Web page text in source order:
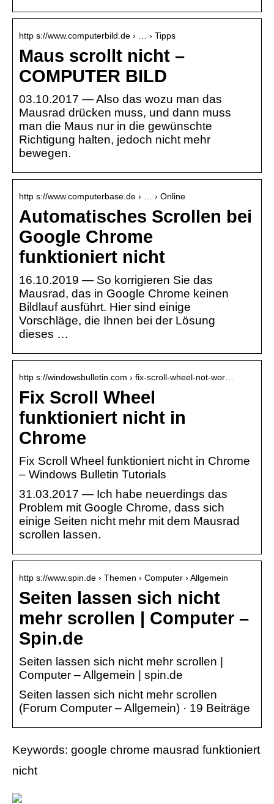
http s://www.computerbild.de › … › Tipps
Maus scrollt nicht –
COMPUTER BILD
03.10.2017 — Also das wozu man das
Mausrad drücken muss, und dann muss
man die Maus nur in die gewünschte
Richtigung halten, jedoch nicht mehr
bewegen.
http s://www.computerbase.de › … › Online
Automatisches Scrollen bei
Google Chrome
funktioniert nicht
16.10.2019 — So korrigieren Sie das
Mausrad, das in Google Chrome keinen
Bildlauf ausführt. Hier sind einige
Vorschläge, die Ihnen bei der Lösung
dieses …
http s://windowsbulletin.com › fix-scroll-wheel-not-wor…
Fix Scroll Wheel
funktioniert nicht in
Chrome
Fix Scroll Wheel funktioniert nicht in Chrome
– Windows Bulletin Tutorials
31.03.2017 — Ich habe neuerdings das
Problem mit Google Chrome, dass sich
einige Seiten nicht mehr mit dem Mausrad
scrollen lassen.
http s://www.spin.de › Themen › Computer › Allgemein
Seiten lassen sich nicht
mehr scrollen | Computer –
Spin.de
Seiten lassen sich nicht mehr scrollen |
Computer – Allgemein | spin.de
Seiten lassen sich nicht mehr scrollen
(Forum Computer – Allgemein) · 19 Beiträge
Keywords: google chrome mausrad funktioniert
nicht